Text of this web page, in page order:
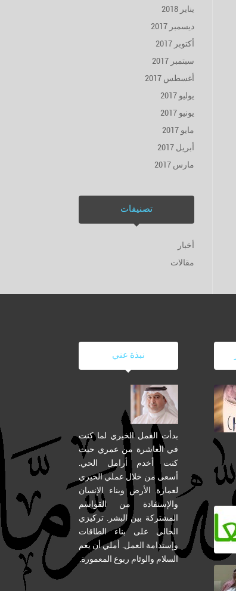
يناير 2018
ديسمبر 2017
أكتوبر 2017
سبتمبر 2017
أغسطس 2017
يوليو 2017
يونيو 2017
مايو 2017
أبريل 2017
مارس 2017
تصنيفات
أخبار
مقالات
نبذة عني
بدأت العمل الخيري لما كنت
في العاشرة من عمري حيث
كنت أخدم أرامل الحي.
أسعى من خلال عملي الخيري
لعمارة الأرض وبناء الإنسان
والإستفادة من القواسم
المشتركة بين البشر. تركيزي
الحالي على بناء الطاقات
وإستدامة العمل. أملي أن يعم
السلام والوئام ربوع المعمورة.